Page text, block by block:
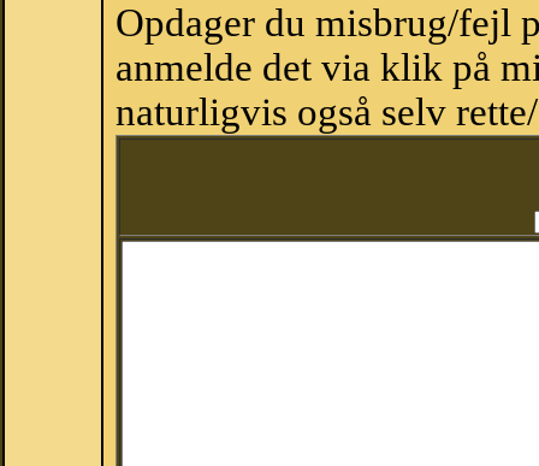
Opdager du misbrug/fejl
anmelde det via klik på
naturligvis også selv